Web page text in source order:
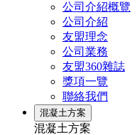
公司介紹概覽
公司介紹
友盟理念
公司業務
友盟360雜誌
獎項一覽
聯絡我們
混凝土方案
混凝土方案